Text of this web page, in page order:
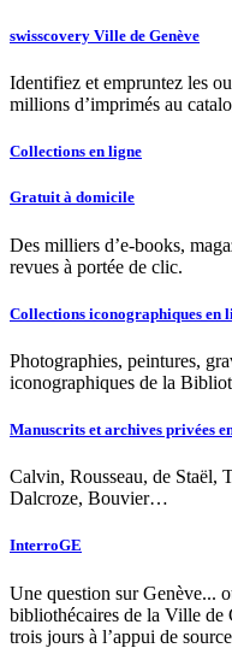
swisscovery Ville de Genève
Identifiez et empruntez les
millions d’imprimés au
Collections en ligne
Gratuit à domicile
Des milliers d’e-books,
revues à portée de clic.
Collections iconographiques en
Photographies, peintures,
iconographiques de la
Manuscrits et archives privées
Calvin, Rousseau, de Staël,
Dalcroze, Bouvier…
InterroGE
Une question sur Genève...
bibliothécaires de la Ville de
trois jours à l’appui de